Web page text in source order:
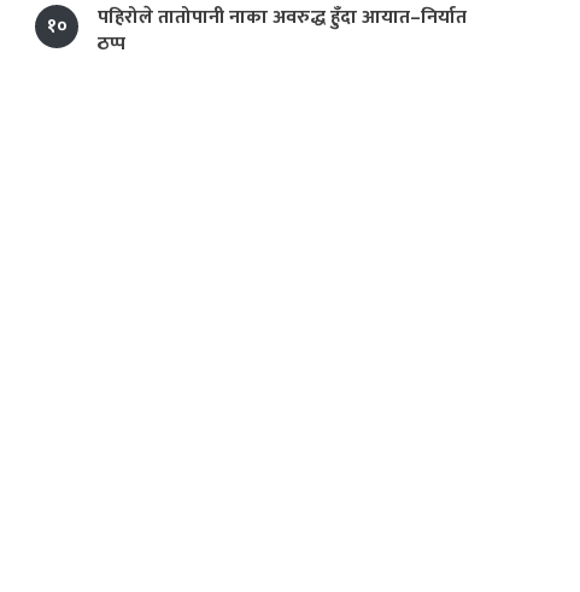
१०
पहिरोले तातोपानी नाका अवरुद्ध हुँदा आयात–निर्यात
ठप्प